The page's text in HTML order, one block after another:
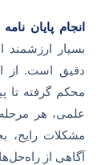
انجام پایان
بسیار ارزشمند
دقیق است. از
محکم گرفته تا
علمی، هر
مشکلات رایج،
آگاهی از